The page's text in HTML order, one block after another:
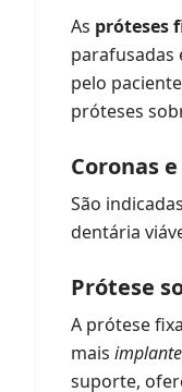
As próteses
parafusadas
pelo
próteses
Coronas
São
dentária
Prótese
A prótese
mais
suporte,